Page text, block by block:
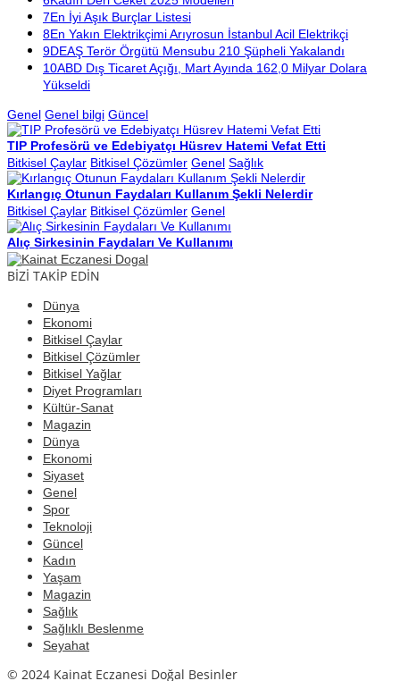
7En İyi Aşık Burçlar Listesi
8En Yakın Elektrikçimi Arıyrosun İstanbul Acil Elektrikçi
9DEAŞ Terör Örgütü Mensubu 210 Şüpheli Yakalandı
10ABD Dış Ticaret Açığı, Mart Ayında 162,0 Milyar Dolara
Yükseldi
Genel Genel bilgi Güncel
TIP Profesörü ve Edebiyatçı Hüsrev Hatemi Vefat Etti
Bitkisel Çaylar Bitkisel Çözümler Genel Sağlık
Kırlangıç Otunun Faydaları Kullanım Şekli Nelerdir
Bitkisel Çaylar Bitkisel Çözümler Genel
Alıç Sirkesinin Faydaları Ve Kullanımı
BİZİ TAKİP EDİN
Dünya
Ekonomi
Bitkisel Çaylar
Bitkisel Çözümler
Bitkisel Yağlar
Diyet Programları
Kültür-Sanat
Magazin
Dünya
Ekonomi
Siyaset
Genel
Spor
Teknoloji
Güncel
Kadın
Yaşam
Magazin
Sağlık
Sağlıklı Beslenme
Seyahat
© 2024 Kainat Eczanesi Doğal Besinler